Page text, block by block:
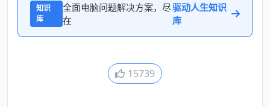
知识
库
全面电脑问题解决方案，尽
在
驱动人生知识
库
15739